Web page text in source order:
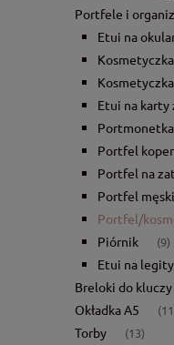
Portfele i
Etui na
Etui na
Portmonetka
Portfel
Portfel na
Portfel męski
Portfel/
Piórnik (9)
Etui na
Breloki do kluczy
Okładka A5
Torby (13)